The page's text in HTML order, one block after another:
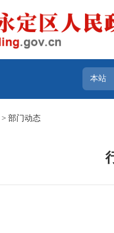
> 部门动态